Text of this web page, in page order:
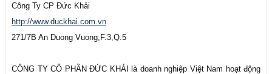
Công Ty CP Đức Khải
http://www.duckhai.com.vn
271/7B An Duong Vuong,F.3,Q.5
CÔNG TY CỔ PHẦN ĐỨC KHẢI là doanh nghiệp Việt Nam hoạt động